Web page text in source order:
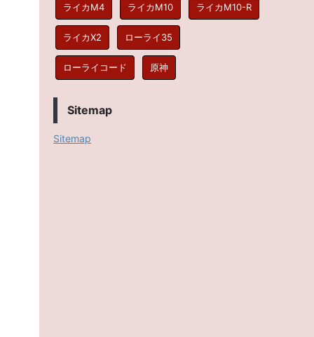
ライカM4 ライカM10 ライカM10-R
ライカX2 ローライ35
ローライコード 原神
Sitemap
Sitemap